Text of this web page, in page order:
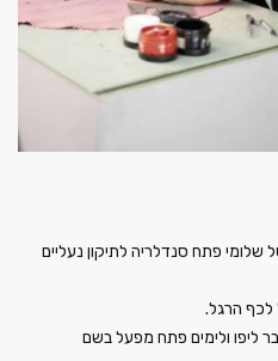
סבא של שלומי פתח סנדלריה לתיקון נעליים
הרגל
ליפו ולימים פתח מפעל בשם